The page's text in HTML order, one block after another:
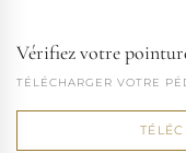
Vérifiez votre
TÉLÉCHARGER VOTRE